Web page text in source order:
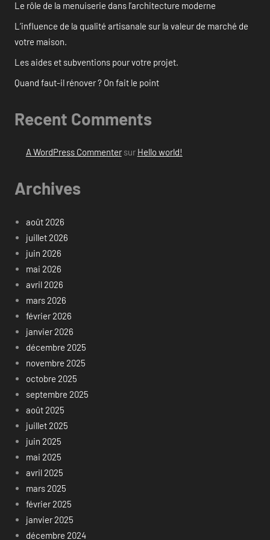
Le rôle de la menuiserie dans l’architecture moderne
L’influence de la qualité artisanale sur la valeur de marché de
votre maison.
Les aides et subventions pour votre projet.
Quand faut-il rénover ? On fait le point
Recent Comments
A WordPress Commentersur Hello world!
Archives
août 2026
juillet 2026
juin 2026
mai 2026
avril 2026
mars 2026
février 2026
janvier 2026
décembre 2025
novembre 2025
octobre 2025
septembre 2025
août 2025
juillet 2025
juin 2025
mai 2025
avril 2025
mars 2025
février 2025
janvier 2025
décembre 2024